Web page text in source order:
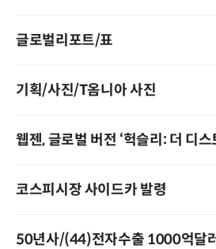
글로벌리포트/표
기획/사진/T옴니아 사진
웹젠, 글로벌 버전 ‘헉슬리: 더 디스
코스피시장 사이드카 발령
50년사/(44)전자수출 1000억달